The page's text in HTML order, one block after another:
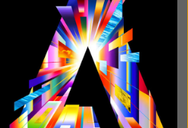
แก้ไข GIMP ออนไลน์
POSTS: